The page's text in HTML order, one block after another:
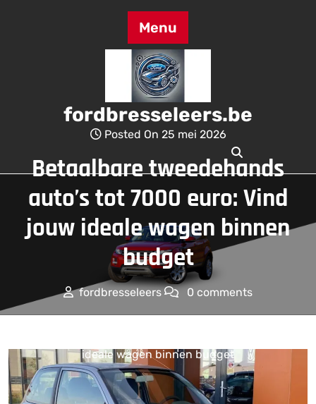
Menu
fordbresseleers.be
Posted On 25 mei 2026
Betaalbare tweedehands
auto’s tot 7000 euro: Vind
jouw ideale wagen binnen
budget
fordbresseleers 0 comments
ideale wagen binnen budget